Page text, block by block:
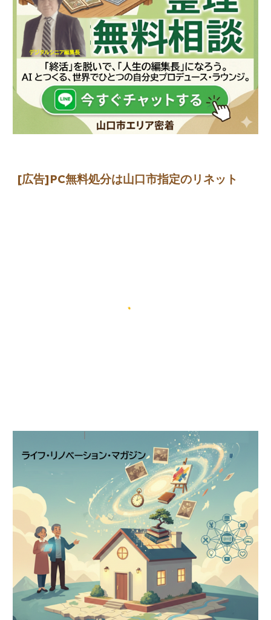
[広告]PC無料処分は山口市指定のリネット